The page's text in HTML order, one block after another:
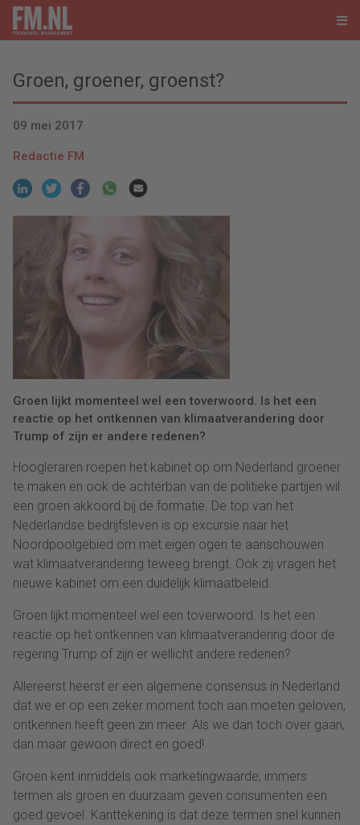
Groen, groener, groenst?
09 mei 2017
Redactie FM
Groen lijkt momenteel wel een toverwoord. Is het een
reactie op het ontkennen van klimaatverandering door
Trump of zijn er andere redenen?
Hoogleraren roepen het kabinet op om Nederland groener
te maken en ook de achterban van de politieke partijen wil
een groen akkoord bij de formatie. De top van het
Nederlandse bedrijfsleven is op excursie naar het
Noordpoolgebied om met eigen ogen te aanschouwen
wat klimaatverandering teweeg brengt. Ook zij vragen het
nieuwe kabinet om een duidelijk klimaatbeleid.
Groen lijkt momenteel wel een toverwoord. Is het een
reactie op het ontkennen van klimaatverandering door de
regering Trump of zijn er wellicht andere redenen?
Allereerst heerst er een algemene consensus in Nederland
dat we er op een zeker moment toch aan moeten geloven,
ontkennen heeft geen zin meer. Als we dan toch over gaan,
dan maar gewoon direct en goed!
Groen kent inmiddels ook marketingwaarde; immers
termen als groen en duurzaam geven consumenten een
goed gevoel. Kanttekening is dat deze termen snel kunnen